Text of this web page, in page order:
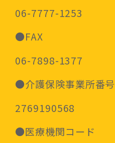
06-7777-1253
●FAX
06-7898-1377
●介護保険事業所番号
2769190568
●医療機関コード